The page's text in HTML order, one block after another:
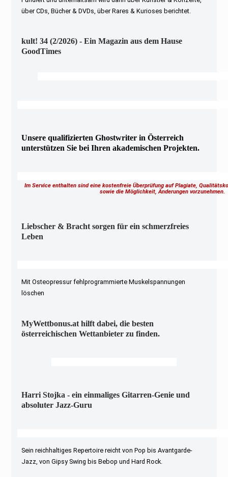
über CDs, Bücher & DVDs, über Rares & Kurioses berichtet.
kult! 34 (2/2026) - Ein Magazin aus dem Hause
GoodTimes
Unsere qualifizierten Ghostwriter in Österreich
unterstützen Sie bei Ihren akademischen Projekten.
Im Service enthalten sind eine kostenfreie Überprüfung auf Plagiate,
sowie die Möglichkeit, Änderungen vorzunehmen.
Liebscher & Bracht sorgen für ein schmerzfreies
Leben
Mit Osteopressur fehlprogrammierte Muskelspannungen
löschen
MyWettbonus.at hilft dabei, die besten
österreichischen Wettanbieter zu finden.
Harri Stojka - ein einmaliges Gitarren-Genie und
absoluter Jazz-Guru
Sein reichhaltiges Repertoire reicht von Pop bis Avantgarde-
Jazz, von Gipsy Swing bis Bebop und Hard Rock.